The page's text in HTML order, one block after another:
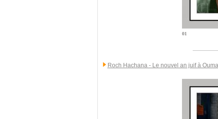
01
Roch Hachana - Le nouvel an juif à